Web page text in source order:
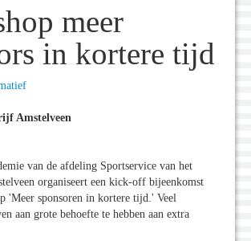
meer
in kortere tijd
Amstelveen
van de afdeling Sportservice van het
organiseert een kick-off bijeenkomst
'Meer sponsoren in kortere tijd.' Veel
aan grote behoefte te hebben aan extra